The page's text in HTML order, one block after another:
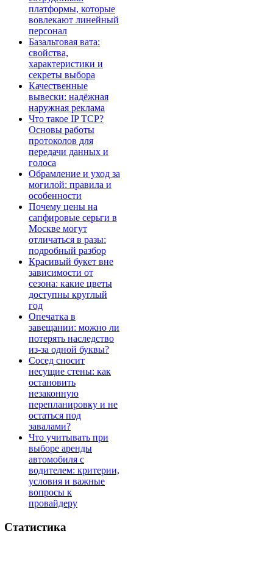
платформы, которые
вовлекают линейный
персонал
Базальтовая вата:
свойства,
характеристики и
секреты выбора
Качественные
вывески: надёжная
наружная реклама
Что такое IP TCP?
Основы работы
протоколов для
передачи данных и
голоса
Обрамление и уход за
могилой: правила и
особенности
Почему цены на
сапфировые серьги в
Москве могут
отличаться в разы:
подробный разбор
Красивый букет вне
зависимости от
сезона: какие цветы
доступны круглый
год
Опечатка в
завещании: можно ли
потерять наследство
из-за одной буквы?
Сосед сносит
несущие стены: как
остановить
незаконную
перепланировку и не
остаться под
завалами?
Что учитывать при
выборе аренды
автомобиля с
водителем: критерии,
условия и важные
вопросы к
провайдеру
Статистика